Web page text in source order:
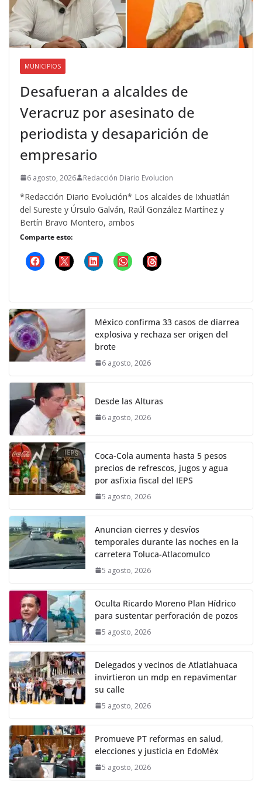
MUNICIPIOS
Desafueran a alcaldes de
Veracruz por asesinato de
periodista y desaparición de
empresario
6 agosto, 2026 Redacción Diario Evolucion
*Redacción Diario Evolución* Los alcaldes de Ixhuatlán
del Sureste y Úrsulo Galván, Raúl González Martínez y
Bertín Bravo Montero, ambos
Comparte esto:
México confirma 33 casos de diarrea
explosiva y rechaza ser origen del
brote
6 agosto, 2026
Desde las Alturas
6 agosto, 2026
Coca-Cola aumenta hasta 5 pesos
precios de refrescos, jugos y agua
por asfixia fiscal del IEPS
5 agosto, 2026
Anuncian cierres y desvíos
temporales durante las noches en la
carretera Toluca-Atlacomulco
5 agosto, 2026
Oculta Ricardo Moreno Plan Hídrico
para sustentar perforación de pozos
5 agosto, 2026
Delegados y vecinos de Atlatlahuaca
invirtieron un mdp en repavimentar
su calle
5 agosto, 2026
Promueve PT reformas en salud,
elecciones y justicia en EdoMéx
5 agosto, 2026